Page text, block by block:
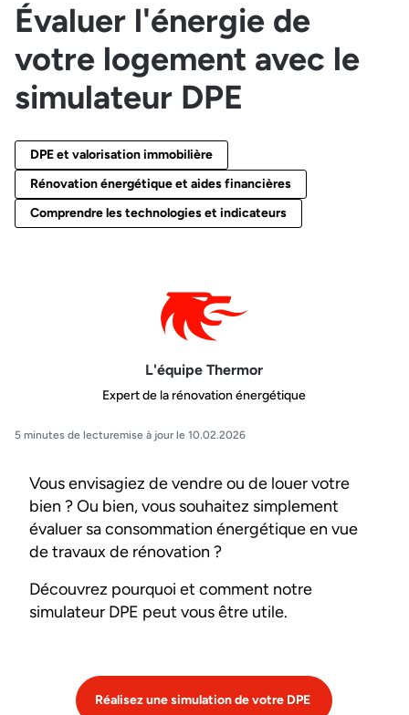
Évaluer l'énergie de
votre logement avec le
simulateur DPE
DPE et valorisation immobilière
Rénovation énergétique et aides financières
Comprendre les technologies et indicateurs
L'équipe Thermor
Expert de la rénovation énergétique
5 minutes de lecturemise à jour le 10.02.2026
Vous envisagiez de vendre ou de louer votre
bien ? Ou bien, vous souhaitez simplement
évaluer sa consommation énergétique en vue
de travaux de rénovation ?
Découvrez pourquoi et comment notre
simulateur DPE peut vous être utile.
Réalisez une simulation de votre DPE